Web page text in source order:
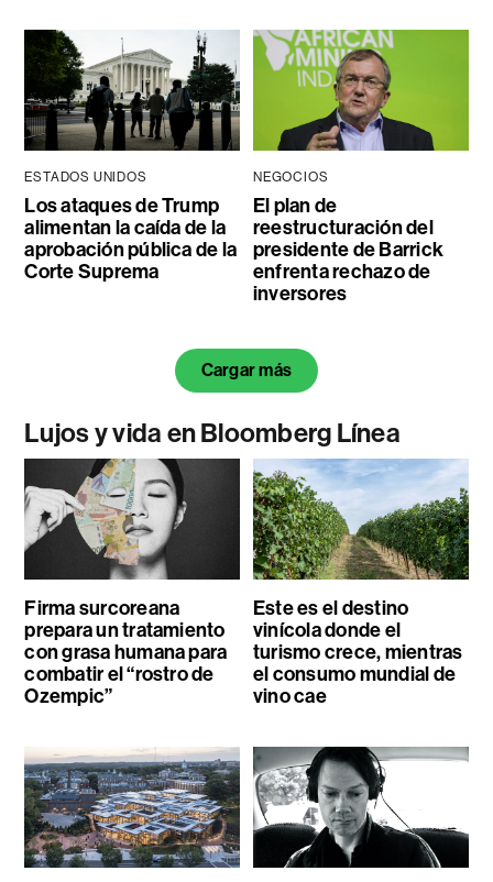
ESTADOS UNIDOS
Los ataques de Trump
alimentan la caída de la
aprobación pública de la
Corte Suprema
NEGOCIOS
El plan de
reestructuración del
presidente de Barrick
enfrenta rechazo de
inversores
Cargar más
Lujos y vida en Bloomberg Línea
Firma surcoreana
prepara un tratamiento
con grasa humana para
combatir el “rostro de
Ozempic”
Este es el destino
vinícola donde el
turismo crece, mientras
el consumo mundial de
vino cae